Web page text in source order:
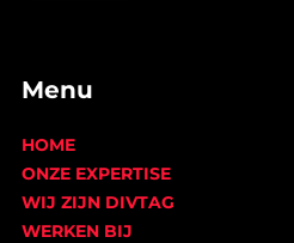
Menu
HOME
ONZE EXPERTISE
WIJ ZIJN DIVTAG
WERKEN BIJ